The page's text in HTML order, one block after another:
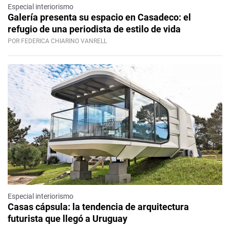
Especial interiorismo
Galería presenta su espacio en Casadeco: el
refugio de una periodista de estilo de vida
POR FEDERICA CHIARINO VANRELL
Especial interiorismo
Casas cápsula: la tendencia de arquitectura
futurista que llegó a Uruguay